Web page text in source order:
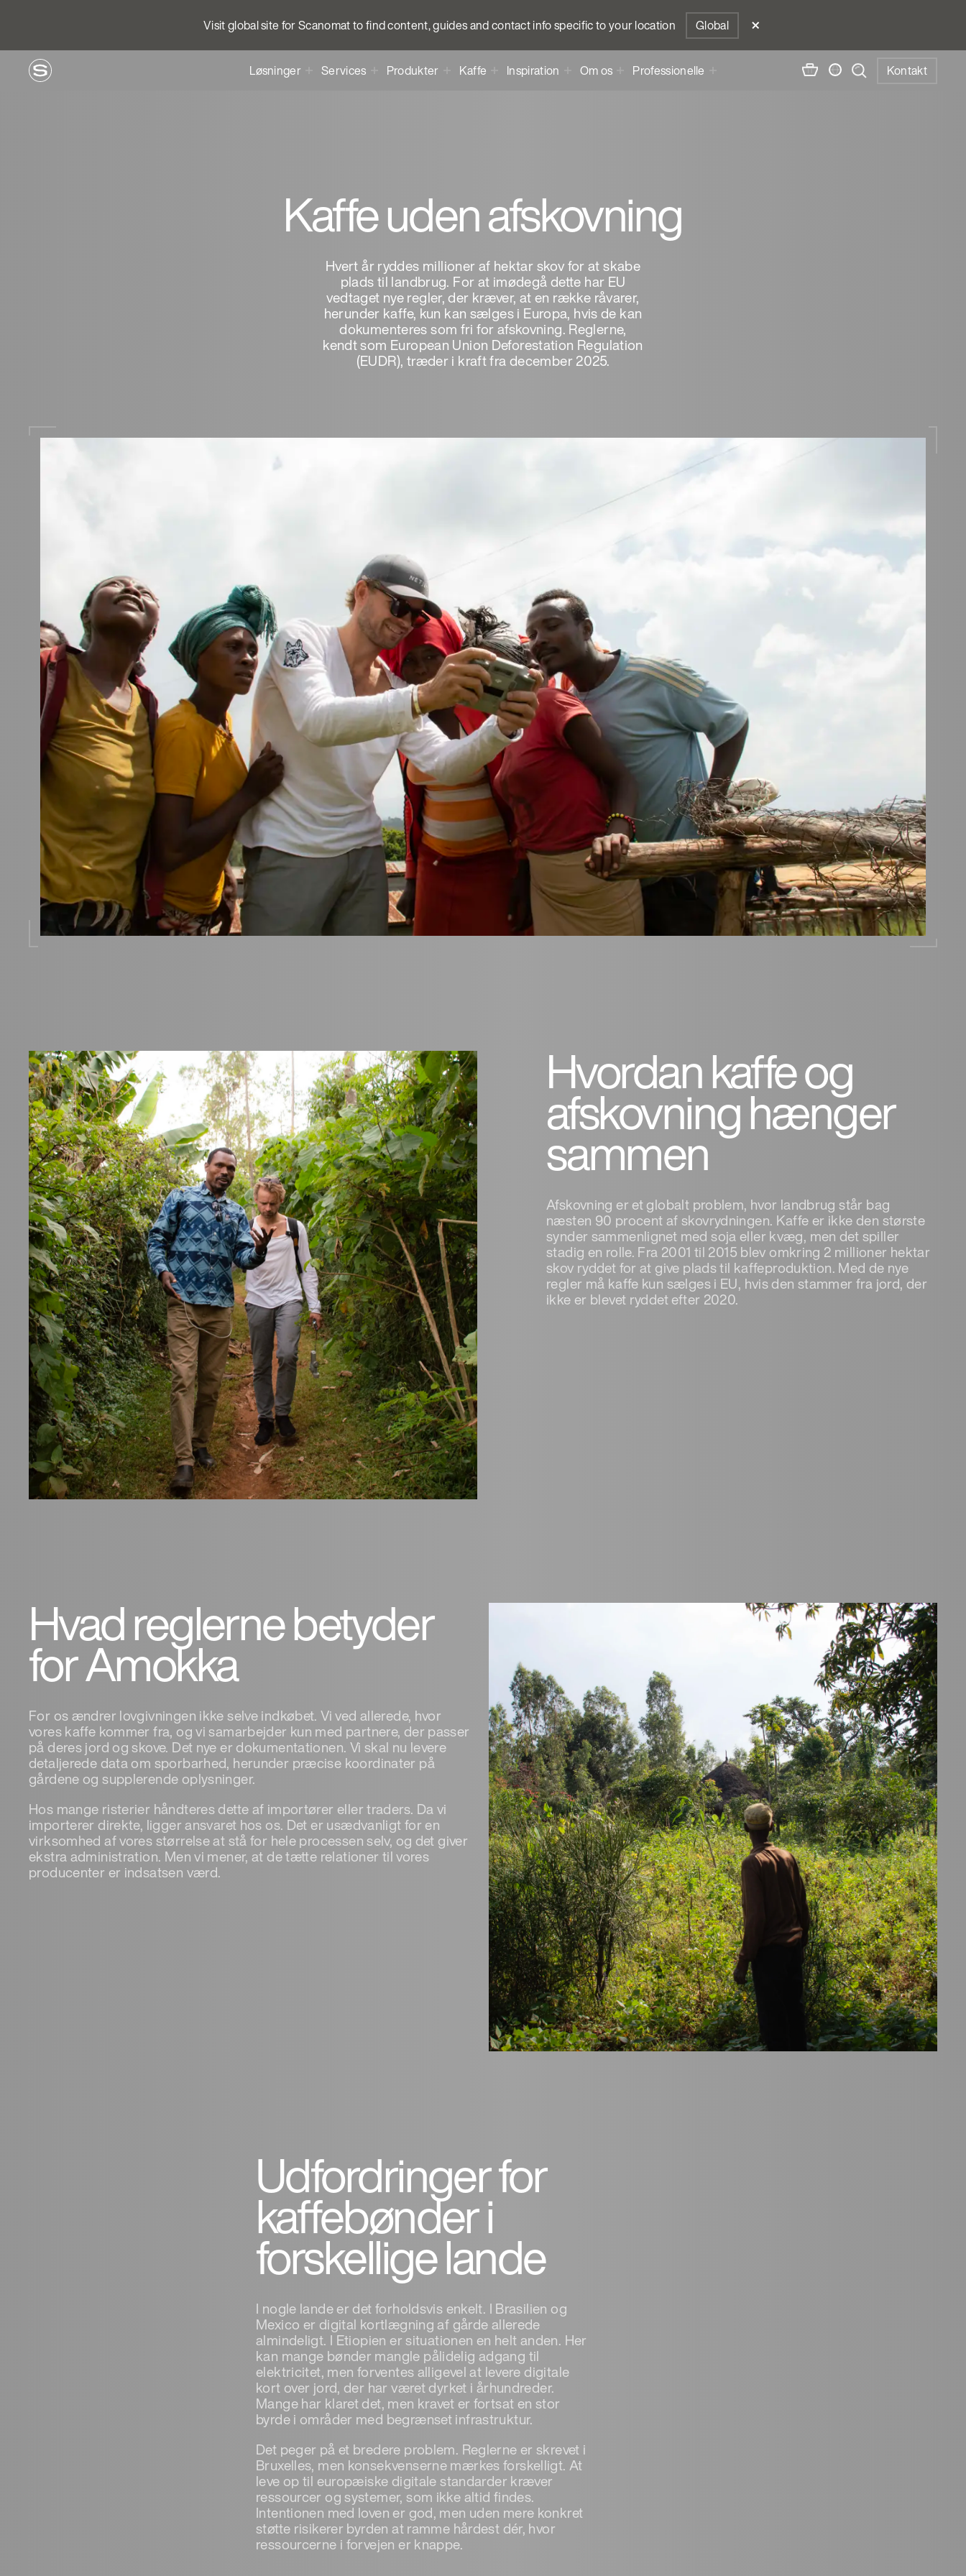
Visit global site for Scanomat to find content, guides and contact info specific to your location Global
Løsninger Services Produkter Kaffe Inspiration Om os Professionelle Kontakt
Kaffe uden afskovning
Hvert år ryddes millioner af hektar skov for at skabe
plads til landbrug. For at imødegå dette har EU
vedtaget nye regler, der kræver, at en række råvarer,
herunder kaffe, kun kan sælges i Europa, hvis de kan
dokumenteres som fri for afskovning. Reglerne,
kendt som European Union Deforestation Regulation
(EUDR), træder i kraft fra december 2025.
Hvordan kaffe og
afskovning hænger
sammen
Afskovning er et globalt problem, hvor landbrug står bag
næsten 90 procent af skovrydningen. Kaffe er ikke den største
synder sammenlignet med soja eller kvæg, men det spiller
stadig en rolle. Fra 2001 til 2015 blev omkring 2 millioner hektar
skov ryddet for at give plads til kaffeproduktion. Med de nye
regler må kaffe kun sælges i EU, hvis den stammer fra jord, der
ikke er blevet ryddet efter 2020.
Hvad reglerne betyder
for Amokka
For os ændrer lovgivningen ikke selve indkøbet. Vi ved allerede, hvor
vores kaffe kommer fra, og vi samarbejder kun med partnere, der passer
på deres jord og skove. Det nye er dokumentationen. Vi skal nu levere
detaljerede data om sporbarhed, herunder præcise koordinater på
gårdene og supplerende oplysninger.
Hos mange risterier håndteres dette af importører eller traders. Da vi
importerer direkte, ligger ansvaret hos os. Det er usædvanligt for en
virksomhed af vores størrelse at stå for hele processen selv, og det giver
ekstra administration. Men vi mener, at de tætte relationer til vores
producenter er indsatsen værd.
Udfordringer for
kaffebønder i
forskellige lande
I nogle lande er det forholdsvis enkelt. I Brasilien og
Mexico er digital kortlægning af gårde allerede
almindeligt. I Etiopien er situationen en helt anden. Her
kan mange bønder mangle pålidelig adgang til
elektricitet, men forventes alligevel at levere digitale
kort over jord, der har været dyrket i århundreder.
Mange har klaret det, men kravet er fortsat en stor
byrde i områder med begrænset infrastruktur.
Det peger på et bredere problem. Reglerne er skrevet i
Bruxelles, men konsekvenserne mærkes forskelligt. At
leve op til europæiske digitale standarder kræver
ressourcer og systemer, som ikke altid findes.
Intentionen med loven er god, men uden mere konkret
støtte risikerer byrden at ramme hårdest dér, hvor
ressourcerne i forvejen er knappe.